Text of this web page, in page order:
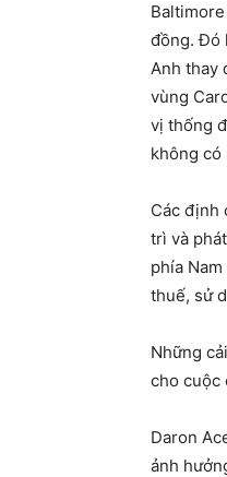
đồng. Đó
Anh thay
vùng
vị thống
không có
Các định
trì và
phía
thuế, sử
Những
cho cuộc
Daron
ảnh